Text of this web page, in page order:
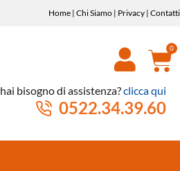
Home | Chi Siamo | Privacy | Contatti
hai bisogno di assistenza?clicca qui
0522.34.39.60